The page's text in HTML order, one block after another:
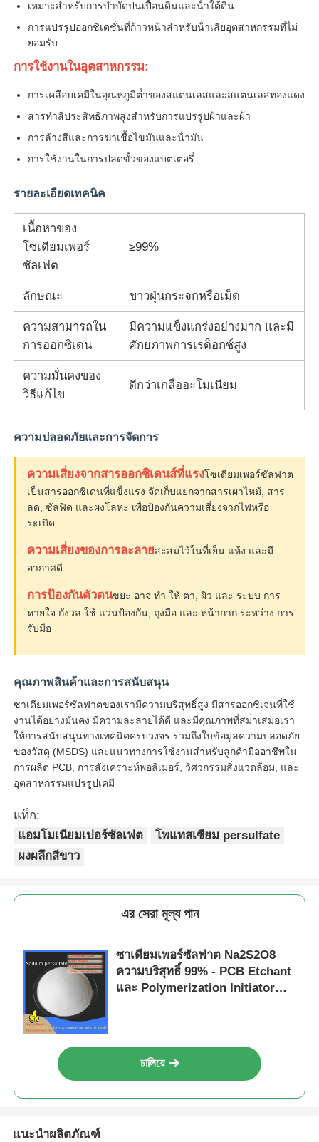
คลอไรด์
สารเติมแต่งอาหาร
สารเคมีโลหะ
วัตถุดิบอิเล็กทรอนิกส์
สารบําบัดน้ํา
สารเคมีที่ใช้ทุกวัน
เหมาะสําหรับการบําบัดปนเปื้อนดินและน้ําใต้ดิน
การแปรรูปออกซิเดชั่นที่ก้าวหน้าสําหรับน้ําเสียอุตสาหกรรมที่ไม่
ยอมรับ
การใช้งานในอุตสาหกรรม:
การเคลือบเคมีในอุณหภูมิต่ําของสแตนเลสและสแตนเลสทองแดง
สารทําสีประสิทธิภาพสูงสําหรับการแปรรูปผ้าและผ้า
การล้างสีและการฆ่าเชื้อไขมันและน้ํามัน
การใช้งานในการปลดขั้วของแบตเตอรี่
รายละเอียดเทคนิค
เนื้อหาของ
โซเดียมเพอร์
ซัลเฟต
≥99%
ลักษณะ ขาวฝุ่นกระจกหรือเม็ด
ความสามารถใน
การออกซิเดน
มีความแข็งแกร่งอย่างมาก และมี
ศักยภาพการเรด็อกซ์สูง
ความมั่นคงของ
วิธีแก้ไข
ดีกว่าเกลืออะโมเนียม
ความปลอดภัยและการจัดการ
ความเสี่ยงจากสารออกซิเดนส์ที่แรงโซเดียมเพอร์ซัลฟาต
เป็นสารออกซิเดนที่แข็งแรง จัดเก็บแยกจากสารเผาไหม้, สาร
ลด, ซัลฟิด และผงโลหะ เพื่อป้องกันความเสี่ยงจากไฟหรือ
ระเบิด
ความเสี่ยงของการละลายสะสมไว้ในที่เย็น แห้ง และมี
อากาศดี
การป้องกันตัวตนขยะ อาจ ทํา ให้ ตา, ผิว และ ระบบ การ
หายใจ กังวล ใช้ แว่นป้องกัน, ถุงมือ และ หน้ากาก ระหว่าง การ
รับมือ
คุณภาพสินค้าและการสนับสนุน
ซาเดียมเพอร์ซัลฟาตของเรามีความบริสุทธิ์สูง มีสารออกซิเจนที่ใช้
งานได้อย่างมั่นคง มีความละลายได้ดี และมีคุณภาพที่สม่ําเสมอเรา
ให้การสนับสนุนทางเทคนิคครบวงจร รวมถึงใบข้อมูลความปลอดภัย
ของวัสดุ (MSDS) และแนวทางการใช้งานสําหรับลูกค้ามืออาชีพใน
การผลิต PCB, การสังเคราะห์พอลิเมอร์, วิศวกรรมสิ่งแวดล้อม, และ
อุตสาหกรรมแปรรูปเคมี
แท็ก:
แอมโมเนียมเปอร์ซัลเฟต
โพแทสเซียม persulfate
ผงผลึกสีขาว
এর সেরা মূল্য পান
ซาเดียมเพอร์ซัลฟาต Na2S2O8
ความบริสุทธิ์ 99% - PCB Etchant
และ Polymerization Initiator
চালিয়ে
แนะนำผลิตภัณฑ์